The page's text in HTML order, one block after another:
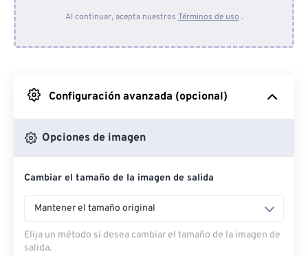
Desde Google Drive
Desde OneDrive
Desde URL
Al continuar, acepta nuestros Términos de uso .
Configuración avanzada (opcional)
Opciones de imagen
Cambiar el tamaño de la imagen de salida
Mantener el tamaño original
Elija un método si desea cambiar el tamaño de la imagen de
salida.